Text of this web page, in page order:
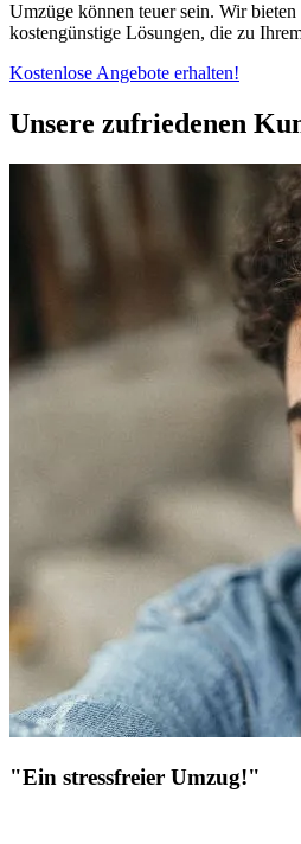
Umzüge können teuer sein. Wir bieten
kostengünstige Lösungen, die zu
Kostenlose Angebote erhalten!
Unsere zufriedenen
"Ein stressfreier Umzug!"